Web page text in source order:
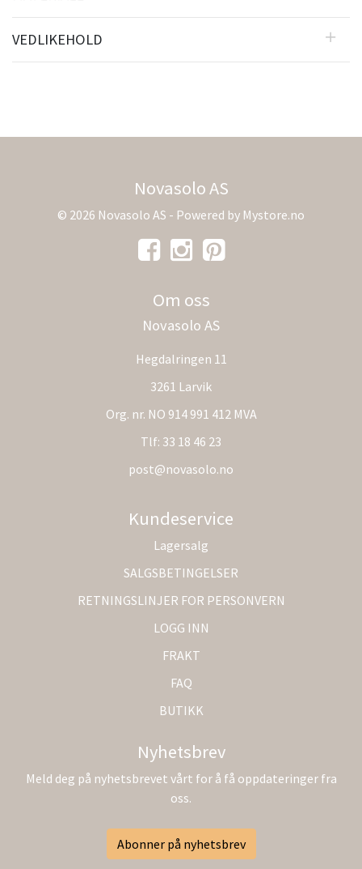
VEDLIKEHOLD
Novasolo AS
© 2026 Novasolo AS - Powered by Mystore.no
Om oss
Novasolo AS
Hegdalringen 11
3261 Larvik
Org. nr. NO 914 991 412 MVA
Tlf: 33 18 46 23
post@novasolo.no
Kundeservice
Lagersalg
SALGSBETINGELSER
RETNINGSLINJER FOR PERSONVERN
LOGG INN
FRAKT
FAQ
BUTIKK
Nyhetsbrev
Meld deg på nyhetsbrevet vårt for å få oppdateringer fra
oss.
Abonner på nyhetsbrev